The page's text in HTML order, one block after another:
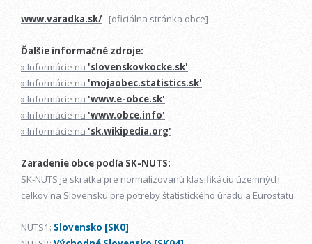
www.varadka.sk/ [oficiálna stránka obce]
Ďalšie informačné zdroje:
» Informácie na 'slovenskovkocke.sk'
» Informácie na 'mojaobec.statistics.sk'
» Informácie na 'www.e-obce.sk'
» Informácie na 'www.obce.info'
» Informácie na 'sk.wikipedia.org'
Zaradenie obce podľa SK-NUTS:
SK-NUTS je skratka pre normalizovanú klasifikáciu územných
celkov na Slovensku pre potreby štatistického úradu a Eurostatu.
NUTS1: Slovensko [SK0]